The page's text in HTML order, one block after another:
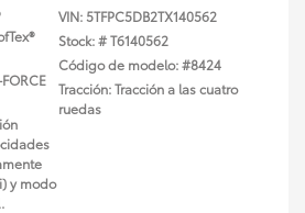
y modo
VIN:5TFPC5DB2TX140562
Stock: #T6140562
Código de modelo: #8424
Tracción: Tracción a las cuatro
ruedas